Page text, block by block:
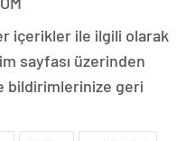
içerikler ile ilgili olarak
sayfası üzerinden
bildirimlerinize geri